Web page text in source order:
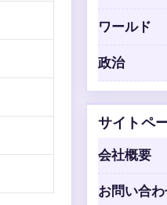
ワールド
政治
サイトペ
会社概要
お問い合